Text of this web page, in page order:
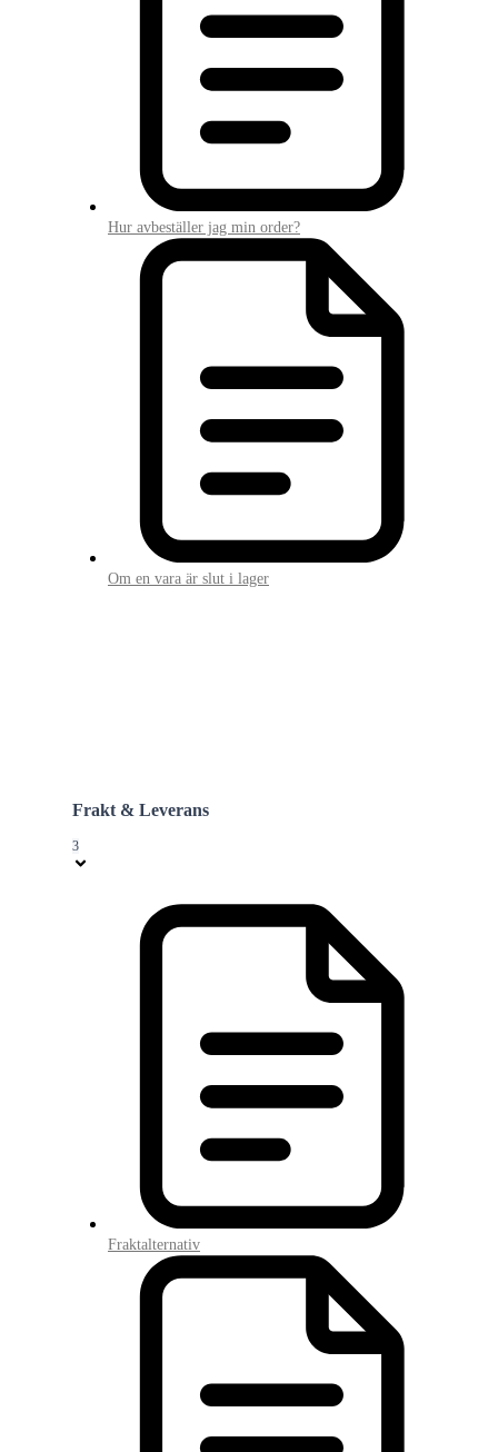
Hur avbeställer jag min order?
Om en vara är slut i lager
Frakt & Leverans
3
Fraktalternativ